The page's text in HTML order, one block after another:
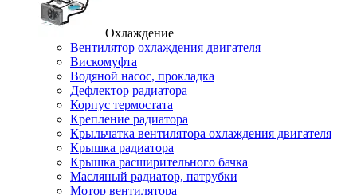
Охлаждение
Вентилятор охлаждения двигателя
Вискомуфта
Водяной насос, прокладка
Дефлектор радиатора
Корпус термостата
Крепление радиатора
Крыльчатка вентилятора охлаждения двигателя
Крышка радиатора
Крышка расширительного бачка
Масляный радиатор, патрубки
Мотор вентилятора